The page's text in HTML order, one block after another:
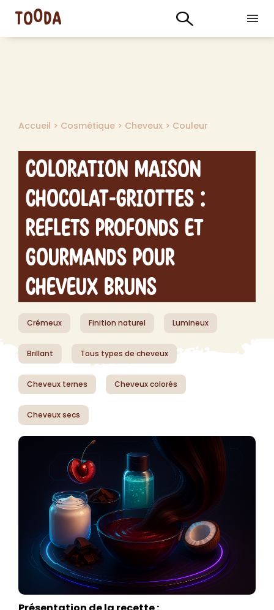
Accueil > Cosmétique > Cheveux > Couleur
Coloration Maison
Chocolat-Griottes :
Reflets Profonds et
Gourmands pour
Cheveux Bruns
Crémeux Finition naturel Lumineux
Brillant Tous types de cheveux
Cheveux ternes Cheveux colorés
Cheveux secs